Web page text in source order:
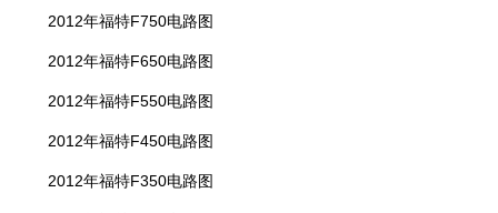
2012年福特F750电路图
2012年福特F650电路图
2012年福特F550电路图
2012年福特F450电路图
2012年福特F350电路图